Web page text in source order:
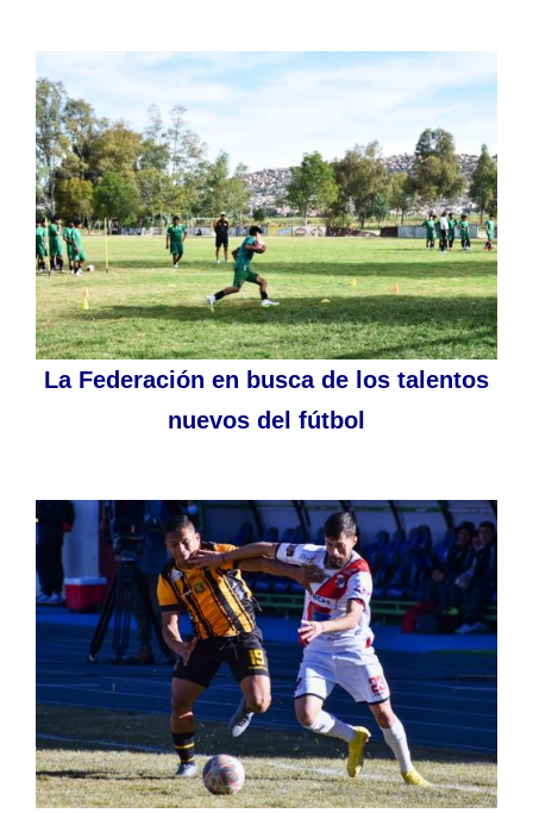
La Federación en busca de los talentos
nuevos del fútbol